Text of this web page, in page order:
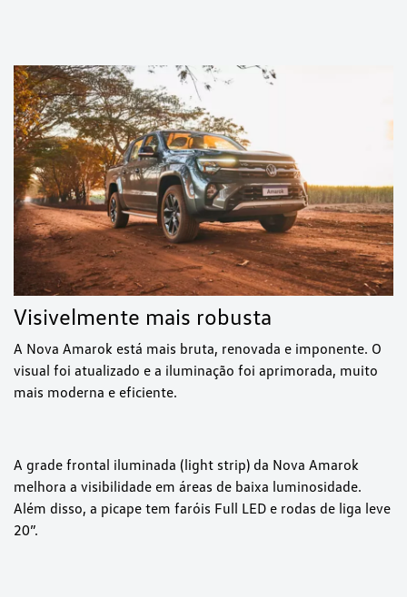
Visivelmente mais robusta
A Nova Amarok está mais bruta, renovada e imponente. O
visual foi atualizado e a iluminação foi aprimorada, muito
mais moderna e eficiente.
A grade frontal iluminada (light strip) da Nova Amarok
melhora a visibilidade em áreas de baixa luminosidade.
Além disso, a picape tem faróis Full LED e rodas de liga leve
20”.